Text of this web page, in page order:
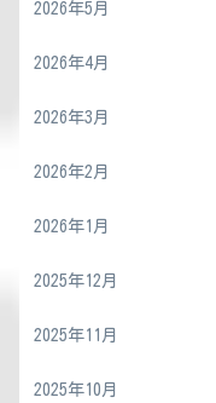
2026年5月
2026年4月
2026年3月
2026年2月
2026年1月
2025年12月
2025年11月
2025年10月